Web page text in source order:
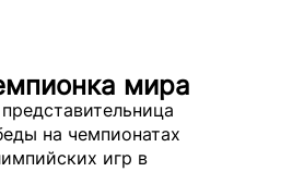
мира
на чемпионатах
игр в